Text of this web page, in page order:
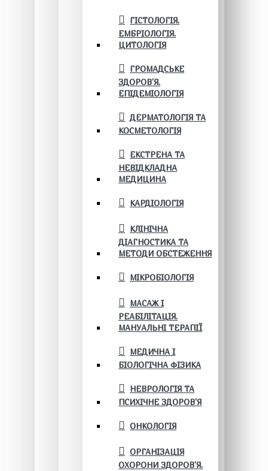
ГІСТОЛОГІЯ.
ЕМБРІОЛОГІЯ.
ЦИТОЛОГІЯ
ГРОМАДСЬКЕ
ЗДОРОВ’Я.
ЕПІДЕМІОЛОГІЯ
ДЕРМАТОЛОГІЯ ТА
КОСМЕТОЛОГІЯ
ЕКСТРЕНА ТА
НЕВІДКЛАДНА
МЕДИЦИНА
КАРДІОЛОГІЯ
КЛІНІЧНА
ДІАГНОСТИКА ТА
МЕТОДИ ОБСТЕЖЕННЯ
МІКРОБІОЛОГІЯ
МАСАЖ І
РЕАБІЛІТАЦІЯ.
МАНУАЛЬНІ ТЕРАПІЇ
МЕДИЧНА І
БІОЛОГІЧНА ФІЗИКА
НЕВРОЛОГІЯ ТА
ПСИХІЧНЕ ЗДОРОВ’Я
ОНКОЛОГІЯ
ОРГАНІЗАЦІЯ
ОХОРОНИ ЗДОРОВ'Я.